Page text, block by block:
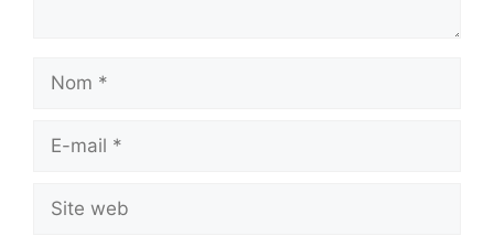
Nom
Site
web